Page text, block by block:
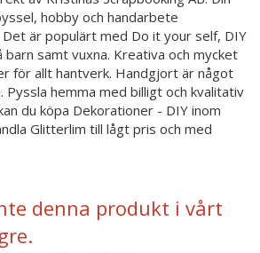
hobby och handarbete
är populärt med Do it your self, DIY
samt vuxna. Kreativa och mycket
för allt hantverk. Handgjort är något
hemma med billigt och kvalitativ
du köpa Dekorationer - DIY inom
Glitterlim till lågt pris och med
denna produkt i vårt